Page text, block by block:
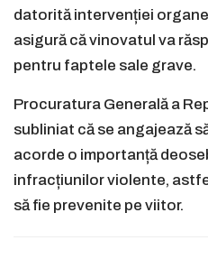
datorită intervenției
asigură că vinovatul va
pentru faptele sale grave.
Procuratura Generală a
subliniat că se angajează
acorde o importanță
infracțiunilor violente,
să fie prevenite pe viitor.